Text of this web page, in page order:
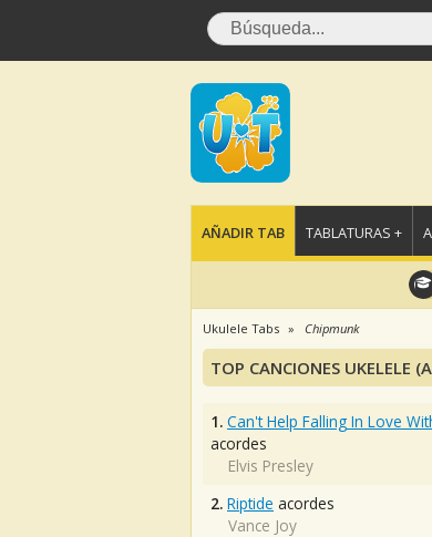
AÑADIR TAB TABLATURAS +
Ukulele Tabs Chipmunk
TOP CANCIONES UKELELE
1. Can't Help Falling In Love
acordes
Elvis Presley
2. Riptide acordes
Vance Joy